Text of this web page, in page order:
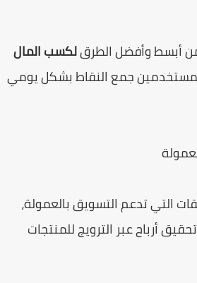
وأفضل الطرقلكسب المال
جمع النقاط بشكل يومي
التي تدعم التسويق بالعمولة،
أرباح عبر الترويج للمنتجات